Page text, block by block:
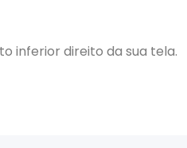
inferior direito da sua tela.